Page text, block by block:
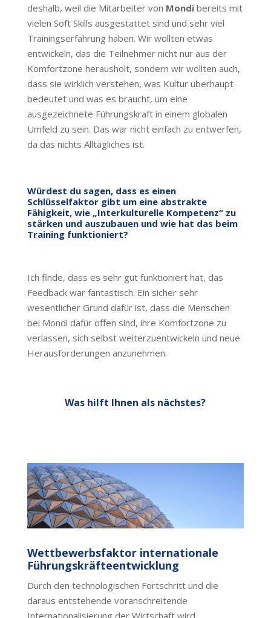
deshalb, weil die Mitarbeiter von Mondibereits mit
vielen Soft Skills ausgestattet sind und sehr viel
Trainingserfahrung haben. Wir wollten etwas
entwickeln, das die Teilnehmer nicht nur aus der
Komfortzone herausholt, sondern wir wollten auch,
dass sie wirklich verstehen, was Kultur überhaupt
bedeutet und was es braucht, um eine
ausgezeichnete Führungskraft in einem globalen
Umfeld zu sein. Das war nicht einfach zu entwerfen,
da das nichts Alltägliches ist.
Würdest du sagen, dass es einen
Schlüsselfaktor gibt um eine abstrakte
Fähigkeit, wie „Interkulturelle Kompetenz“ zu
stärken und auszubauen und wie hat das beim
Training funktioniert?
Ich finde, dass es sehr gut funktioniert hat, das
Feedback war fantastisch. Ein sicher sehr
wesentlicher Grund dafür ist, dass die Menschen
bei Mondi dafür offen sind, ihre Komfortzone zu
verlassen, sich selbst weiterzuentwickeln und neue
Herausforderungen anzunehmen.
Was hilft Ihnen als nächstes?
Wettbewerbsfaktor internationale
Führungskräfteentwicklung
Durch den technologischen Fortschritt und die
daraus entstehende voranschreitende
Internationalisierung der Wirtschaft wird